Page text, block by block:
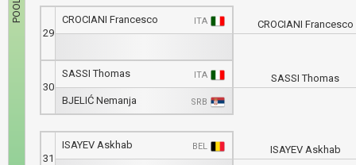
29
CROCIANI Francesco ITA
30
SASSI Thomas ITA
BJELIĆ Nemanja SRB
31
ISAYEV Askhab BEL
CROCIANI Francesco
SASSI Thomas
ISAYEV Askhab